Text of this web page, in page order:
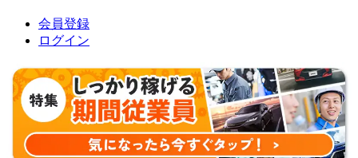
会員登録
ログイン